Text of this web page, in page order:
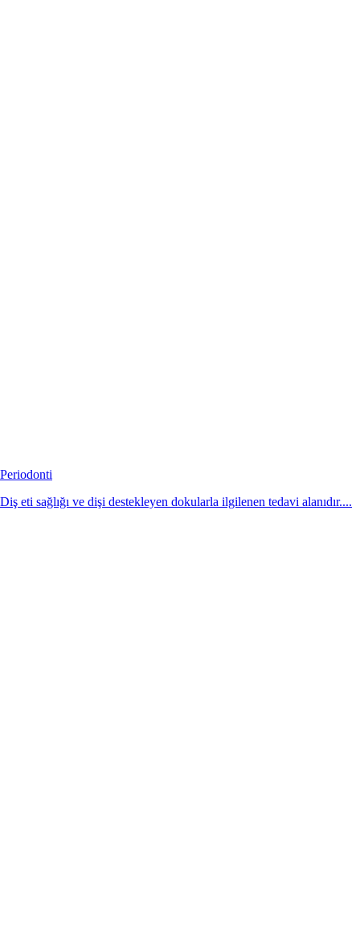
Periodonti
Diş eti sağlığı ve dişi destekleyen dokularla ilgilenen tedavi alanıdır....